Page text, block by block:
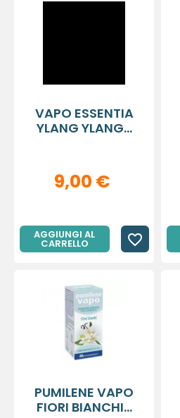
VAPO ESSENTIA
YLANG YLANG...
9,00 €
AGGIUNGI AL
CARRELLO favorite_border
PUMILENE VAPO
FIORI BIANCHI...